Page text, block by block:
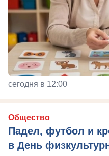
сегодня в 12:00
Общество
Падел, футбол и
в День